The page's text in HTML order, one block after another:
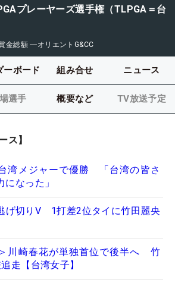
プレーヤーズ選手権（TLPGA＝台
金総額 ―オリエントG&CC
ーボード 組み合せ ニュース
選手 概要など TV放送予定
ス】
湾メジャーで優勝 「台湾の皆さ
になった」
げ切りV 1打差2位タイに竹田麗央
川崎春花が単独首位で後半へ 竹
走【台湾女子】